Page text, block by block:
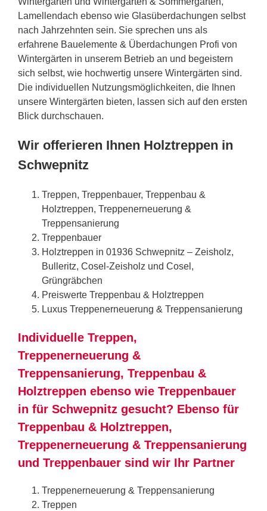
Lamellendach ebenso wie Glasüberdachungen selbst
nach Jahrzehnten sein. Sie sprechen uns als
erfahrene Bauelemente & Überdachungen Profi von
Wintergärten in unserem Betrieb an und begeistern
sich selbst, wie hochwertig unsere Wintergärten sind.
Die individuellen Nutzungsmöglichkeiten, die Ihnen
unsere Wintergärten bieten, lassen sich auf den ersten
Blick durchschauen.
Wir offerieren Ihnen Holztreppen in
Schwepnitz
Treppen, Treppenbauer, Treppenbau &
Holztreppen, Treppenerneuerung &
Treppensanierung
Treppenbauer
Holztreppen in 01936 Schwepnitz – Zeisholz,
Bulleritz, Cosel-Zeisholz und Cosel,
Grüngräbchen
Preiswerte Treppenbau & Holztreppen
Luxus Treppenerneuerung & Treppensanierung
Individuelle Treppen,
Treppenerneuerung &
Treppensanierung, Treppenbau &
Holztreppen ebenso wie Treppenbauer
in für Schwepnitz gesucht? Ebenso für
Treppenbau & Holztreppen,
Treppenerneuerung & Treppensanierung
und Treppenbauer sind wir Ihr Partner
Treppenerneuerung & Treppensanierung
Treppen